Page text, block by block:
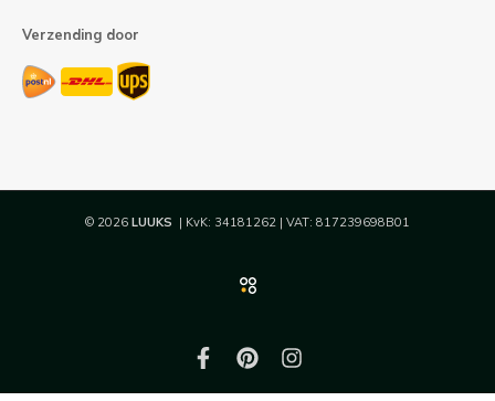
Verzending door
© 2026 LUUKS | KvK: 34181262 | VAT: 817239698B01